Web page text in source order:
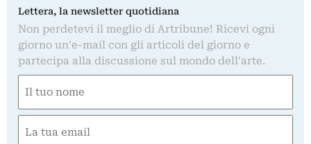
Lettera, la newsletter quotidiana
Non perdetevi il meglio di Artribune! Ricevi ogni
giorno un'e-mail con gli articoli del giorno e
partecipa alla discussione sul mondo dell'arte.
(Obbligatorio)
Nome
(Obbligatorio)